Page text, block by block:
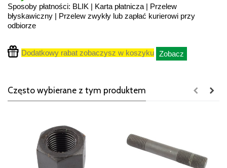
Sposoby płatności: BLIK | Karta płatnicza | Przelew
błyskawiczny | Przelew zwykły lub zapłać kurierowi przy
odbiorze
Dodatkowy rabat zobaczysz w koszyku Zobacz
Często wybierane z tym produktem